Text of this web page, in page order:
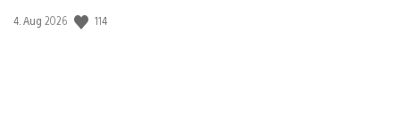
Veröffentlichungsdatum:
4. Aug 2026 114